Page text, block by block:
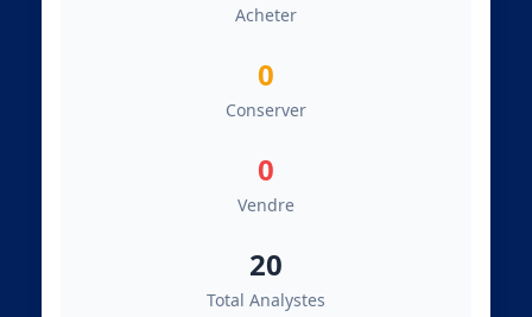
Acheter
0
Conserver
0
Vendre
20
Total Analystes